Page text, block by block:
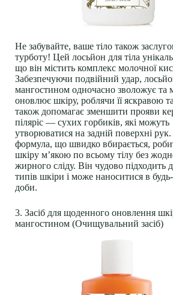
Не забувайте, ваше тіло також
турботу! Цей лосьйон для тіла
що він містить комплекс молочної
Забезпечуючи подвійний удар,
мангостином одночасно зволожує та
оновлює шкіру, роблячи її яскравою
також допомагає зменшити прояви
піляріс — сухих горбиків, які можуть
утворюватися на задній поверхні
формула, що швидко вбирається,
шкіру м’якою по всьому тілу без
жирного сліду. Він чудово підходить
типів шкіри і може наноситися в
доби.
3. Засіб для щоденного оновлення
мангостином (Очищувальний засіб)